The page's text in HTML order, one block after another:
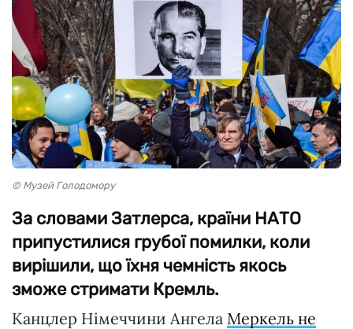
© Музей Голодомору
За словами Затлерса, країни НАТО
припустилися грубої помилки, коли
вирішили, що їхня чемність якось
зможе стримати Кремль.
Канцлер Німеччини Ангела Меркель не